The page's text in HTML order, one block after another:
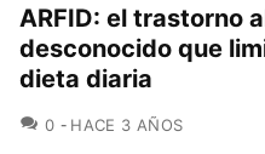
ARFID: el trastorno
desconocido que
dieta diaria
0 COMENTARIOS
HACE 3 AÑOS